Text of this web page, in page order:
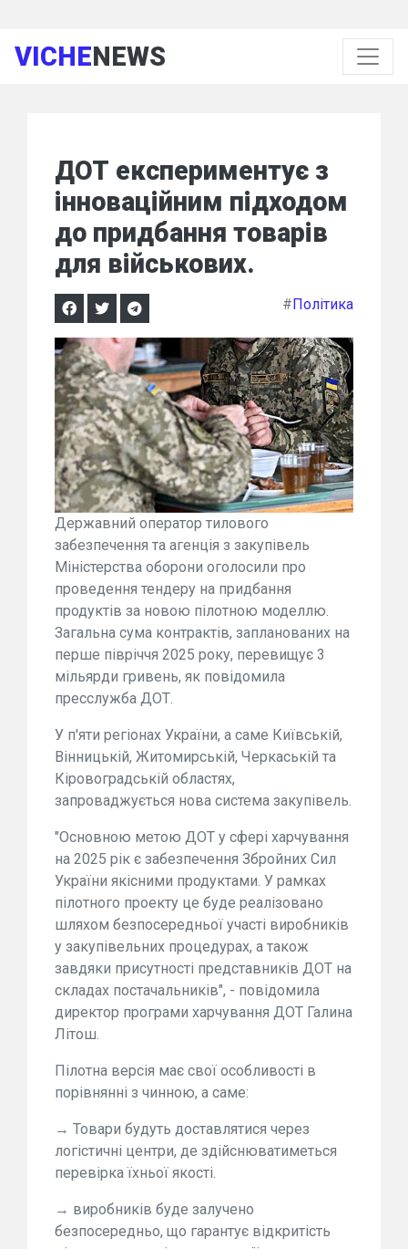
VICHENEWS
ДОТ експериментує з
інноваційним підходом
до придбання товарів
для військових.
#Політика
Державний оператор тилового
забезпечення та агенція з закупівель
Міністерства оборони оголосили про
проведення тендеру на придбання
продуктів за новою пілотною моделлю.
Загальна сума контрактів, запланованих на
перше півріччя 2025 року, перевищує 3
мільярди гривень, як повідомила
пресслужба ДОТ.
У п'яти регіонах України, а саме Київській,
Вінницькій, Житомирській, Черкаській та
Кіровоградській областях,
запроваджується нова система закупівель.
"Основною метою ДОТ у сфері харчування
на 2025 рік є забезпечення Збройних Сил
України якісними продуктами. У рамках
пілотного проекту це буде реалізовано
шляхом безпосередньої участі виробників
у закупівельних процедурах, а також
завдяки присутності представників ДОТ на
складах постачальників", - повідомила
директор програми харчування ДОТ Галина
Літош.
Пілотна версія має свої особливості в
порівнянні з чинною, а саме:
→ Товари будуть доставлятися через
логістичні центри, де здійснюватиметься
перевірка їхньої якості.
→ виробників буде залучено
безпосередньо, що гарантує відкритість